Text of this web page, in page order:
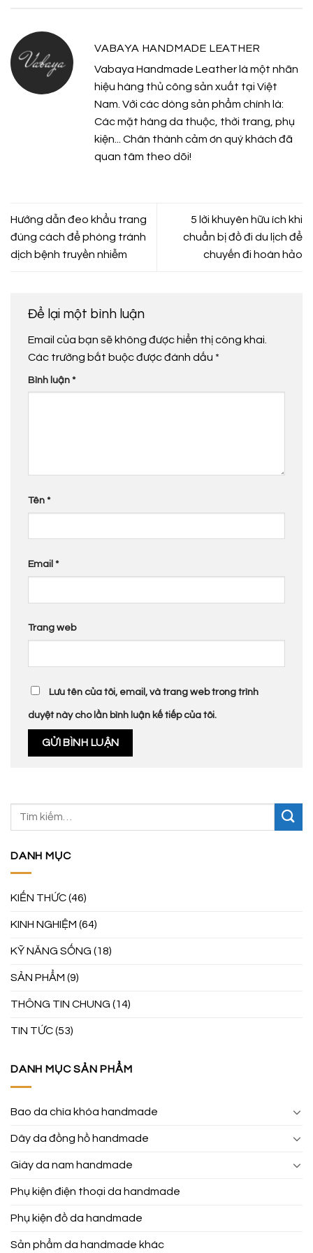
DANH MỤC
KIẾN THỨC(46)
KINH NGHIỆM (64)
KỸ NĂNG SỐNG (18)
SẢN PHẨM (9)
THÔNG TIN CHUNG (14)
TIN TỨC(53)
DANH MỤC SẢN PHẨM
Bao da chìa khóa handmade
Dây da đồng hồ handmade
Giày da nam handmade
Phụ kiện điện thoại da handmade
Phụ kiện đồ da handmade
Sản phẩm da handmade khác
VABAYA HANDMADE LEATHER
Vabaya Handmade Leather là một nhãn
hiệu hàng thủ công sản xuất tại Việt
Nam. Với các dòng sản phẩm chính là:
Các mặt hàng da thuộc, thời trang, phụ
kiện... Chân thành cảm ơn quý khách đã
quan tâm theo dõi!
Hướng dẫn đeo khẩu trang
đúng cách để phòng tránh
dịch bệnh truyền nhiễm
5 lời khuyên hữu ích khi
chuẩn bị đồ đi du lịch để
chuyến đi hoàn hảo
Để lại một bình luận
Email của bạn sẽ không được hiển thị công khai.
Các trường bắt buộc được đánh dấu *
Bình luận *
Tên *
Email *
Trang web
Lưu tên của tôi, email, và trang web trong trình
duyệt này cho lần bình luận kế tiếp của tôi.